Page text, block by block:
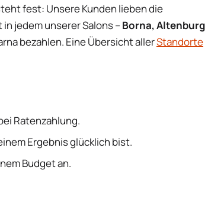
fest: Unsere Kunden lieben die
jedem unserer Salons –Borna, Altenburg
bezahlen. Eine Übersicht allerStandorte
Ratenzahlung.
Ergebnis glücklich bist.
Budget an.